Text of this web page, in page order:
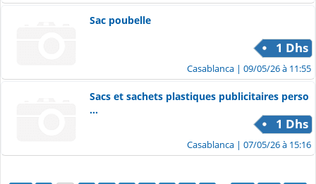
Sac poubelle
1 Dhs
Casablanca | 09/05/26 à 11:55
Sacs et sachets plastiques publicitaires perso
...
1 Dhs
Casablanca | 07/05/26 à 15:16